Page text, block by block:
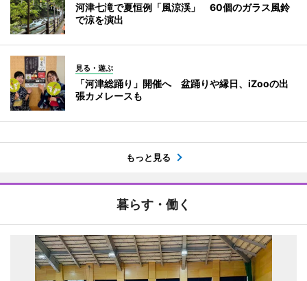
河津七滝で夏恒例「風涼渓」 60個のガラス風鈴
で涼を演出
見る・遊ぶ
「河津総踊り」開催へ 盆踊りや縁日、iZooの出
張カメレースも
もっと見る
暮らす・働く